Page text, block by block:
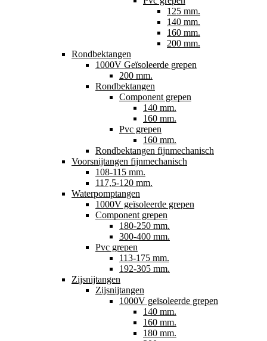
125 mm.
140 mm.
160 mm.
200 mm.
Rondbektangen
1000V Geïsoleerde grepen
200 mm.
Rondbektangen
Component grepen
140 mm.
160 mm.
Pvc grepen
160 mm.
Rondbektangen fijnmechanisch
Voorsnijtangen fijnmechanisch
108-115 mm.
117,5-120 mm.
Waterpomptangen
1000V geïsoleerde grepen
Component grepen
180-250 mm.
300-400 mm.
Pvc grepen
113-175 mm.
192-305 mm.
Zijsnijtangen
Zijsnijtangen
1000V geïsoleerde grepen
140 mm.
160 mm.
180 mm.